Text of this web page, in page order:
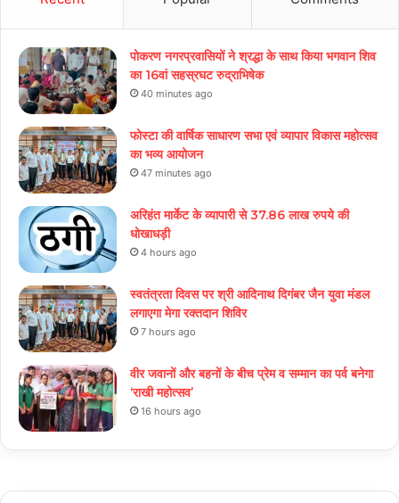
पोकरण नगरप्रवासियों ने श्रद्धा के साथ किया भगवान शिव
का 16वां सहस्रघट रुद्राभिषेक
40 minutes ago
फोस्टा की वार्षिक साधारण सभा एवं व्यापार विकास महोत्सव
का भव्य आयोजन
47 minutes ago
अरिहंत मार्केट के व्यापारी से 37.86 लाख रुपये की
धोखाधड़ी
4 hours ago
स्वतंत्रता दिवस पर श्री आदिनाथ दिगंबर जैन युवा मंडल
लगाएगा मेगा रक्तदान शिविर
7 hours ago
वीर जवानों और बहनों के बीच प्रेम व सम्मान का पर्व बनेगा
‘राखी महोत्सव’
16 hours ago